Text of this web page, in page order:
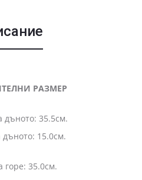
РАЗМЕР
35.5см.
15.0см.
горе: 35.0см.